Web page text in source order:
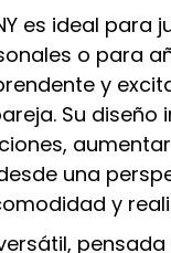
es ideal para
o para
y
Su diseño
una
y